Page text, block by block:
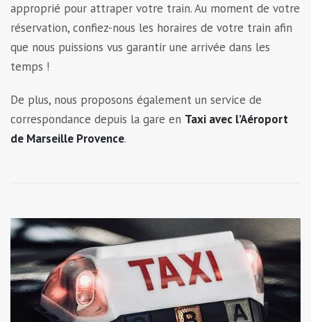
approprié pour attraper votre train. Au moment de votre
réservation, confiez-nous les horaires de votre train afin
que nous puissions vus garantir une arrivée dans les
temps !
De plus, nous proposons également un service de
correspondance depuis la gare en Taxi avec l’Aéroport
de Marseille Provence.